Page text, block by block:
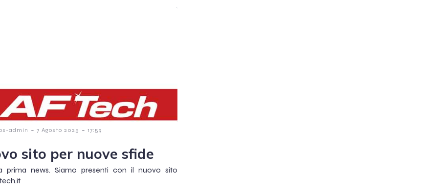
admin - 7 Agosto 2025 - 17:59
sito per nuove sfide
prima news. Siamo presenti con il nuovo sito